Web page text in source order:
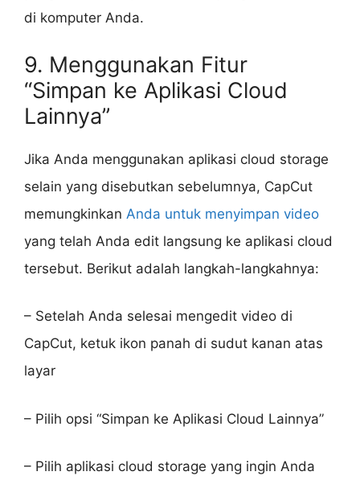
di komputer Anda.
9. Menggunakan Fitur
“Simpan ke Aplikasi Cloud
Lainnya”
Jika Anda menggunakan aplikasi cloud storage
selain yang disebutkan sebelumnya, CapCut
memungkinkan Anda untuk menyimpan video
yang telah Anda edit langsung ke aplikasi cloud
tersebut. Berikut adalah langkah-langkahnya:
– Setelah Anda selesai mengedit video di
CapCut, ketuk ikon panah di sudut kanan atas
layar
– Pilih opsi “Simpan ke Aplikasi Cloud Lainnya”
– Pilih aplikasi cloud storage yang ingin Anda